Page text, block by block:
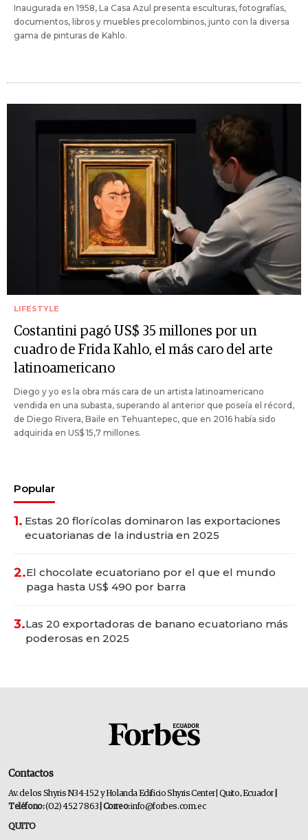
Inaugurada en 1958, La Casa Azul presenta esculturas, fotografías,
documentos, libros y muebles precolombinos, junto con la diversa
gama de pinturas de Kahlo.
LIFESTYLE
Costantini pagó US$ 35 millones por un
cuadro de Frida Kahlo, el más caro del arte
latinoamericano
Diego y yo es la obra más cara de un artista latinoamericano
vendida en una subasta, superando al anterior que poseía el récord,
de Diego Rivera, Baile en Tehuantepec, que en 2016 había sido
adquirida en US$ 15,7 millones.
Popular
1. Estas 20 florícolas dominaron las exportaciones
ecuatorianas de la industria en 2025
2.El chocolate ecuatoriano por el que el mundo
paga hasta US$ 490 por barra
3.Las 20 exportadoras de banano ecuatoriano más
poderosas en 2025
Contactos
Av. de los Shyris N34-152 y Holanda Edificio Shyris Center | Quito, Ecuador
Teléfono:(02) 452 7863 | Correo:info@forbes.com.ec
QUITO